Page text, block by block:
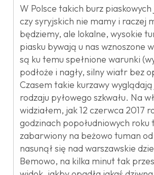
W Polsce takich burz
czy syryjskich nie mamy i raczej
będziemy, ale lokalne, wysokie
piasku bywają u nas wznoszone
są ku temu spełnione warunki
podłoże i nagły, silny wiatr bez
Czasem takie kurzawy
rodzaju pyłowego szkwału. Na
widziałem, jak 12 czerwca 2017
godzinach popołudniowych roku
zabarwiony na beżowo tuman
nasunął się nad warszawskie
Bemowo, na kilka minut tak